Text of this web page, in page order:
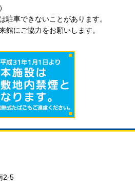
駐車できないことがあります。
館にご協力をお願いします。
2-5